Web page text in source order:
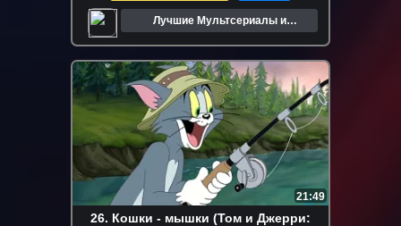
Лучшие Мультсериалы и
21:49
26. Кошки - мышки (Том и Джерри: